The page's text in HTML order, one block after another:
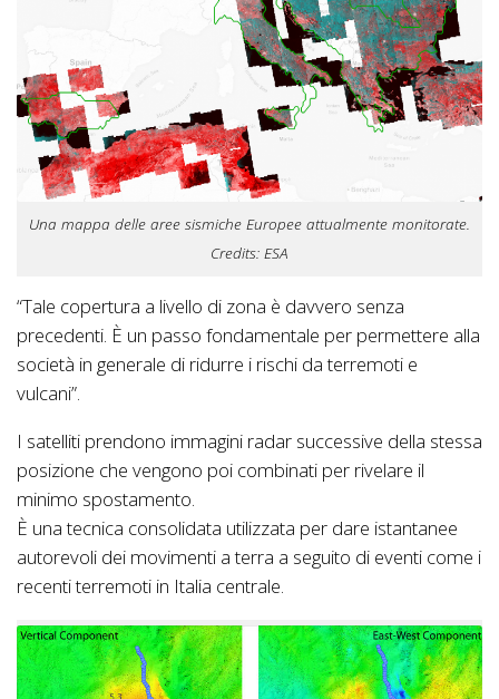
Una mappa delle aree sismiche Europee attualmente monitorate.
Credits: ESA
“Tale copertura a livello di zona è davvero senza
precedenti. È un passo fondamentale per permettere alla
società in generale di ridurre i rischi da terremoti e
vulcani”.
I satelliti prendono immagini radar successive della stessa
posizione che vengono poi combinati per rivelare il
minimo spostamento.
È una tecnica consolidata utilizzata per dare istantanee
autorevoli dei movimenti a terra a seguito di eventi come i
recenti terremoti in Italia centrale.